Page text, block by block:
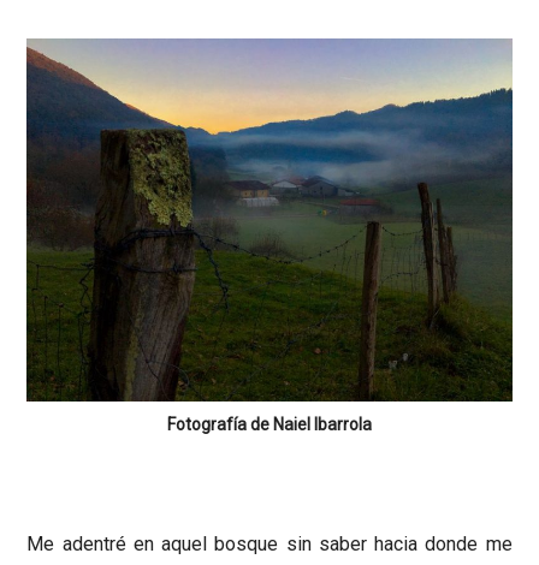
Fotografía de Naiel Ibarrola
Me adentré en aquel bosque sin saber hacia donde me